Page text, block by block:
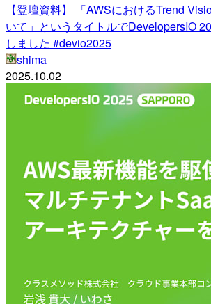
【登壇資料】 「AWSにおけるTrend
いて」というタイトルでDevelopersIO
しました #devio2025
shima
2025.10.02